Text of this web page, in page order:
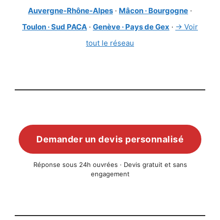
Auvergne-Rhône-Alpes · Mâcon · Bourgogne ·
Toulon · Sud PACA · Genève · Pays de Gex · → Voir
tout le réseau
Demander un devis personnalisé
Réponse sous 24h ouvrées · Devis gratuit et sans
engagement